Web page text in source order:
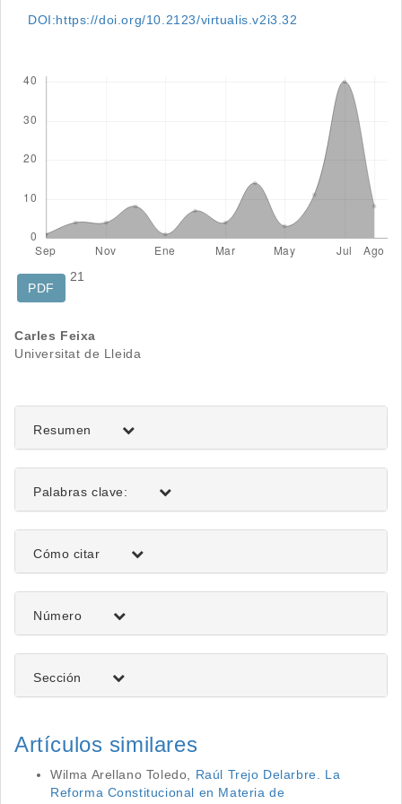
DOI:https://doi.org/10.2123/virtualis.v2i3.32
21
PDF
Contenido
del
artículo
Carles Feixa
Universitat de Lleida
Resumen
Palabras clave:
Detalles
del
artículo
Cómo citar
Número
Sección
Artículos similares
Wilma Arellano Toledo, Raúl Trejo Delarbre. La
Reforma Constitucional en Materia de